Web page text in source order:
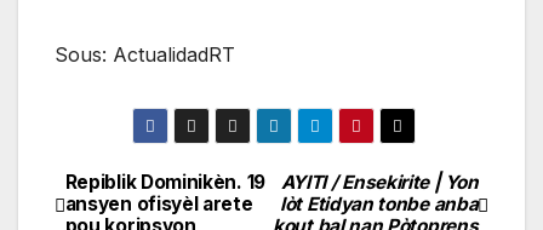
Sous: ActualidadRT
Navigation
AYITI / Ensekirite | Yon
lòt Etidyan tonbe anba
Repiblik Dominikèn. 19
ansyen ofisyèl arete